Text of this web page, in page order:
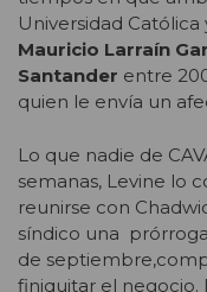
Universidad
Mauricio Larraín
Santander entre
quien le envía un
Lo que nadie de
semanas, Levine lo
reunirse con
síndico una
de
finiquitar el negocio.